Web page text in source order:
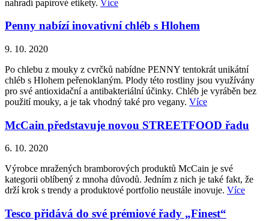
nahradí papírové etikety. Více
Penny nabízí inovativní chléb s Hlohem
9. 10. 2020
Po chlebu z mouky z cvrčků nabídne PENNY tentokrát unikátní
chléb s Hlohem peřenoklaným. Plody této rostliny jsou využívány
pro své antioxidační a antibakteriální účinky. Chléb je vyráběn bez
použití mouky, a je tak vhodný také pro vegany. Více
McCain představuje novou STREETFOOD řadu
6. 10. 2020
Výrobce mražených bramborových produktů McCain je své
kategorii oblíbený z mnoha důvodů. Jedním z nich je také fakt, že
drží krok s trendy a produktové portfolio neustále inovuje. Více
Tesco přidává do své prémiové řady „Finest“